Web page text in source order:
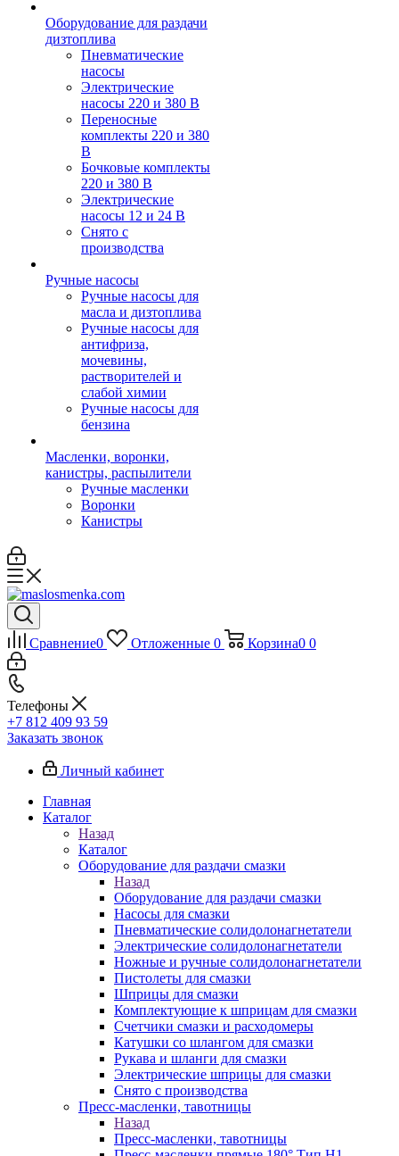
Оборудование для раздачи
дизтоплива
Пневматические
насосы
Электрические
насосы 220 и 380 В
Переносные
комплекты 220 и 380
В
Бочковые комплекты
220 и 380 В
Электрические
насосы 12 и 24 В
Снято с
производства
Ручные насосы
Ручные насосы для
масла и дизтоплива
Ручные насосы для
антифриза,
мочевины,
растворителей и
слабой химии
Ручные насосы для
бензина
Масленки, воронки,
канистры, распылители
Ручные масленки
Воронки
Канистры
Сравнение0 Отложенные 0 Корзина0 0
Телефоны
+7 812 409 93 59
Заказать звонок
Личный кабинет
Главная
Каталог
Назад
Каталог
Оборудование для раздачи смазки
Назад
Оборудование для раздачи смазки
Насосы для смазки
Пневматические солидолонагнетатели
Электрические солидолонагнетатели
Ножные и ручные солидолонагнетатели
Пистолеты для смазки
Шприцы для смазки
Комплектующие к шприцам для смазки
Счетчики смазки и расходомеры
Катушки со шлангом для смазки
Рукава и шланги для смазки
Электрические шприцы для смазки
Снято с производства
Пресс-масленки, тавотницы
Назад
Пресс-масленки, тавотницы